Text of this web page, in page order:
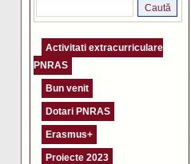
Activitati extracurriculare
PNRAS
Bun venit
Dotari PNRAS
Erasmus+
Proiecte 2023